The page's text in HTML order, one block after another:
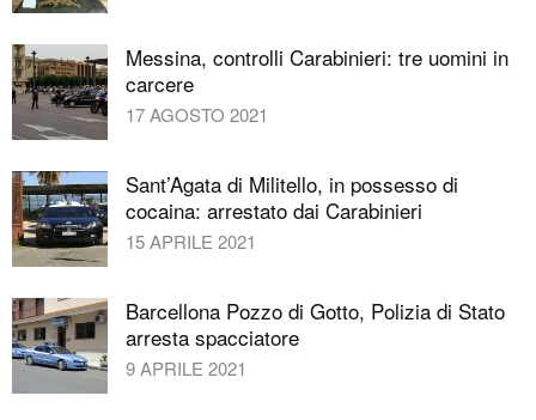
Messina, controlli Carabinieri: tre uomini in
carcere
17 AGOSTO 2021
Sant’Agata di Militello, in possesso di
cocaina: arrestato dai Carabinieri
15 APRILE 2021
Barcellona Pozzo di Gotto, Polizia di Stato
arresta spacciatore
9 APRILE 2021